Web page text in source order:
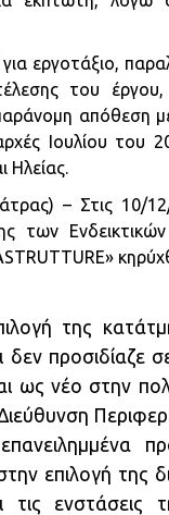
εργοτάξιο,
του
απόθεση
Ιουλίου του
Ηλείας.
– Στις 10/
των
της
δεν προσιδίαζε
ως νέο στην
επιλογή της
τις ενστάσεις